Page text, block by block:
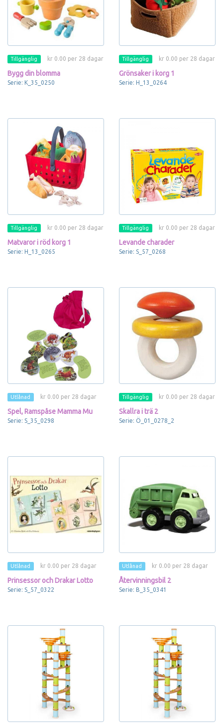
Tillgänglig kr 0.00 per 28 dagar
Bygg din blomma
Serie: K_35_0250
Tillgänglig kr 0.00 per 28 dagar
Grönsaker i korg 1
Serie: H_13_0264
Tillgänglig kr 0.00 per 28 dagar
Matvaror i röd korg 1
Serie: H_13_0265
Tillgänglig kr 0.00 per 28 dagar
Levande charader
Serie: S_57_0268
Utlånad kr 0.00 per 28 dagar
Spel, Ramspåse Mamma Mu
Serie: S_35_0298
Tillgänglig kr 0.00 per 28 dagar
Skallra i trä 2
Serie: Ö_01_0278_2
Utlånad kr 0.00 per 28 dagar
Prinsessor och Drakar Lotto
Serie: S_57_0322
Utlånad kr 0.00 per 28 dagar
Återvinningsbil 2
Serie: B_35_0341